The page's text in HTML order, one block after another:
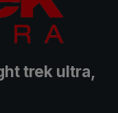
trek ultra,